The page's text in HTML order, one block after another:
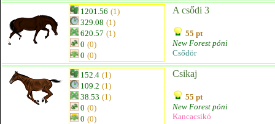
1201.56 (1)
329.08 (1)
620.57 (1)
0 (0)
0 (0)
A csődi 3
55 pt
New Forest póni
Csődör
152.4 (1)
109.2 (1)
38.53 (1)
0 (0)
0 (0)
Csikaj
55 pt
New Forest póni
Kancacsikó